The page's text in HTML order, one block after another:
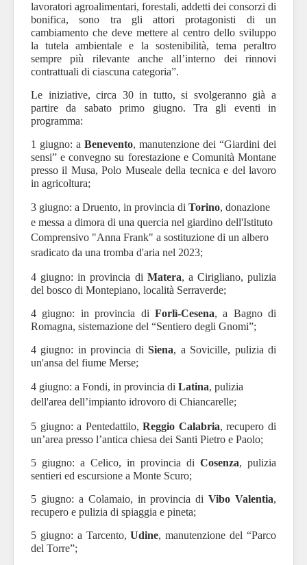
lavoratori agroalimentari, forestali, addetti dei consorzi di
bonifica, sono tra gli attori protagonisti di un
cambiamento che deve mettere al centro dello sviluppo
la tutela ambientale e la sostenibilità, tema peraltro
sempre più rilevante anche all’interno dei rinnovi
contrattuali di ciascuna categoria”.
Le iniziative, circa 30 in tutto, si svolgeranno già a
partire da sabato primo giugno. Tra gli eventi in
programma:
1 giugno: a Benevento, manutenzione dei “Giardini dei
sensi” e convegno su forestazione e Comunità Montane
presso il Musa, Polo Museale della tecnica e del lavoro
in agricoltura;
3 giugno: a Druento, in provincia di Torino, donazione
e messa a dimora di una quercia nel giardino dell'Istituto
Comprensivo "Anna Frank" a sostituzione di un albero
sradicato da una tromba d'aria nel 2023;
4 giugno: in provincia di Matera, a Cirigliano, pulizia
del bosco di Montepiano, località Serraverde;
4 giugno: in provincia di Forlì-Cesena, a Bagno di
Romagna, sistemazione del “Sentiero degli Gnomi”;
4 giugno: in provincia diSiena, a Sovicille, pulizia di
un'ansa del fiume Merse;
4 giugno: a Fondi, in provincia di Latina, pulizia
dell'area dell’impianto idrovoro di Chiancarelle;
5 giugno: a Pentedattilo,Reggio Calabria, recupero di
un’area presso l’antica chiesa dei Santi Pietro e Paolo;
5 giugno: a Celico, in provincia di Cosenza, pulizia
sentieri ed escursione a Monte Scuro;
5 giugno: a Colamaio, in provincia diVibo Valentia,
recupero e pulizia di spiaggia e pineta;
5 giugno: a Tarcento,Udine, manutenzione del “Parco
del Torre”;